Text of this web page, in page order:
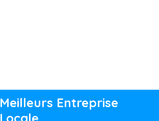
Meilleurs Entreprise
Locale